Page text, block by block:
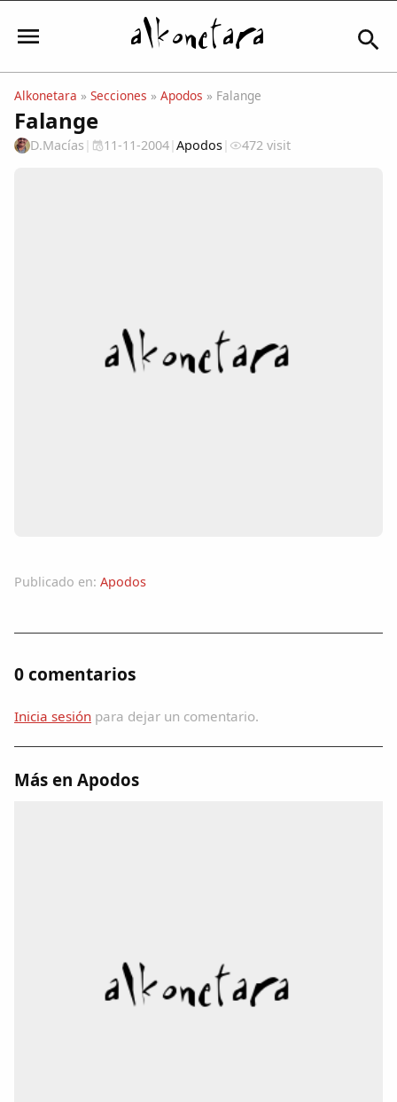
Iniciar sesión
Comunidad
Alkonetara » Secciones » Apodos » Falange
Falange
D.Macías | 11-11-2004| Apodos| 472 visit
Publicado en: Apodos
0 comentarios
Inicia sesión para dejar un comentario.
Más en Apodos